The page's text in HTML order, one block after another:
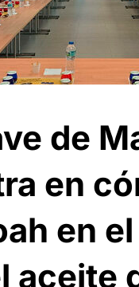
de
en
en
aceite